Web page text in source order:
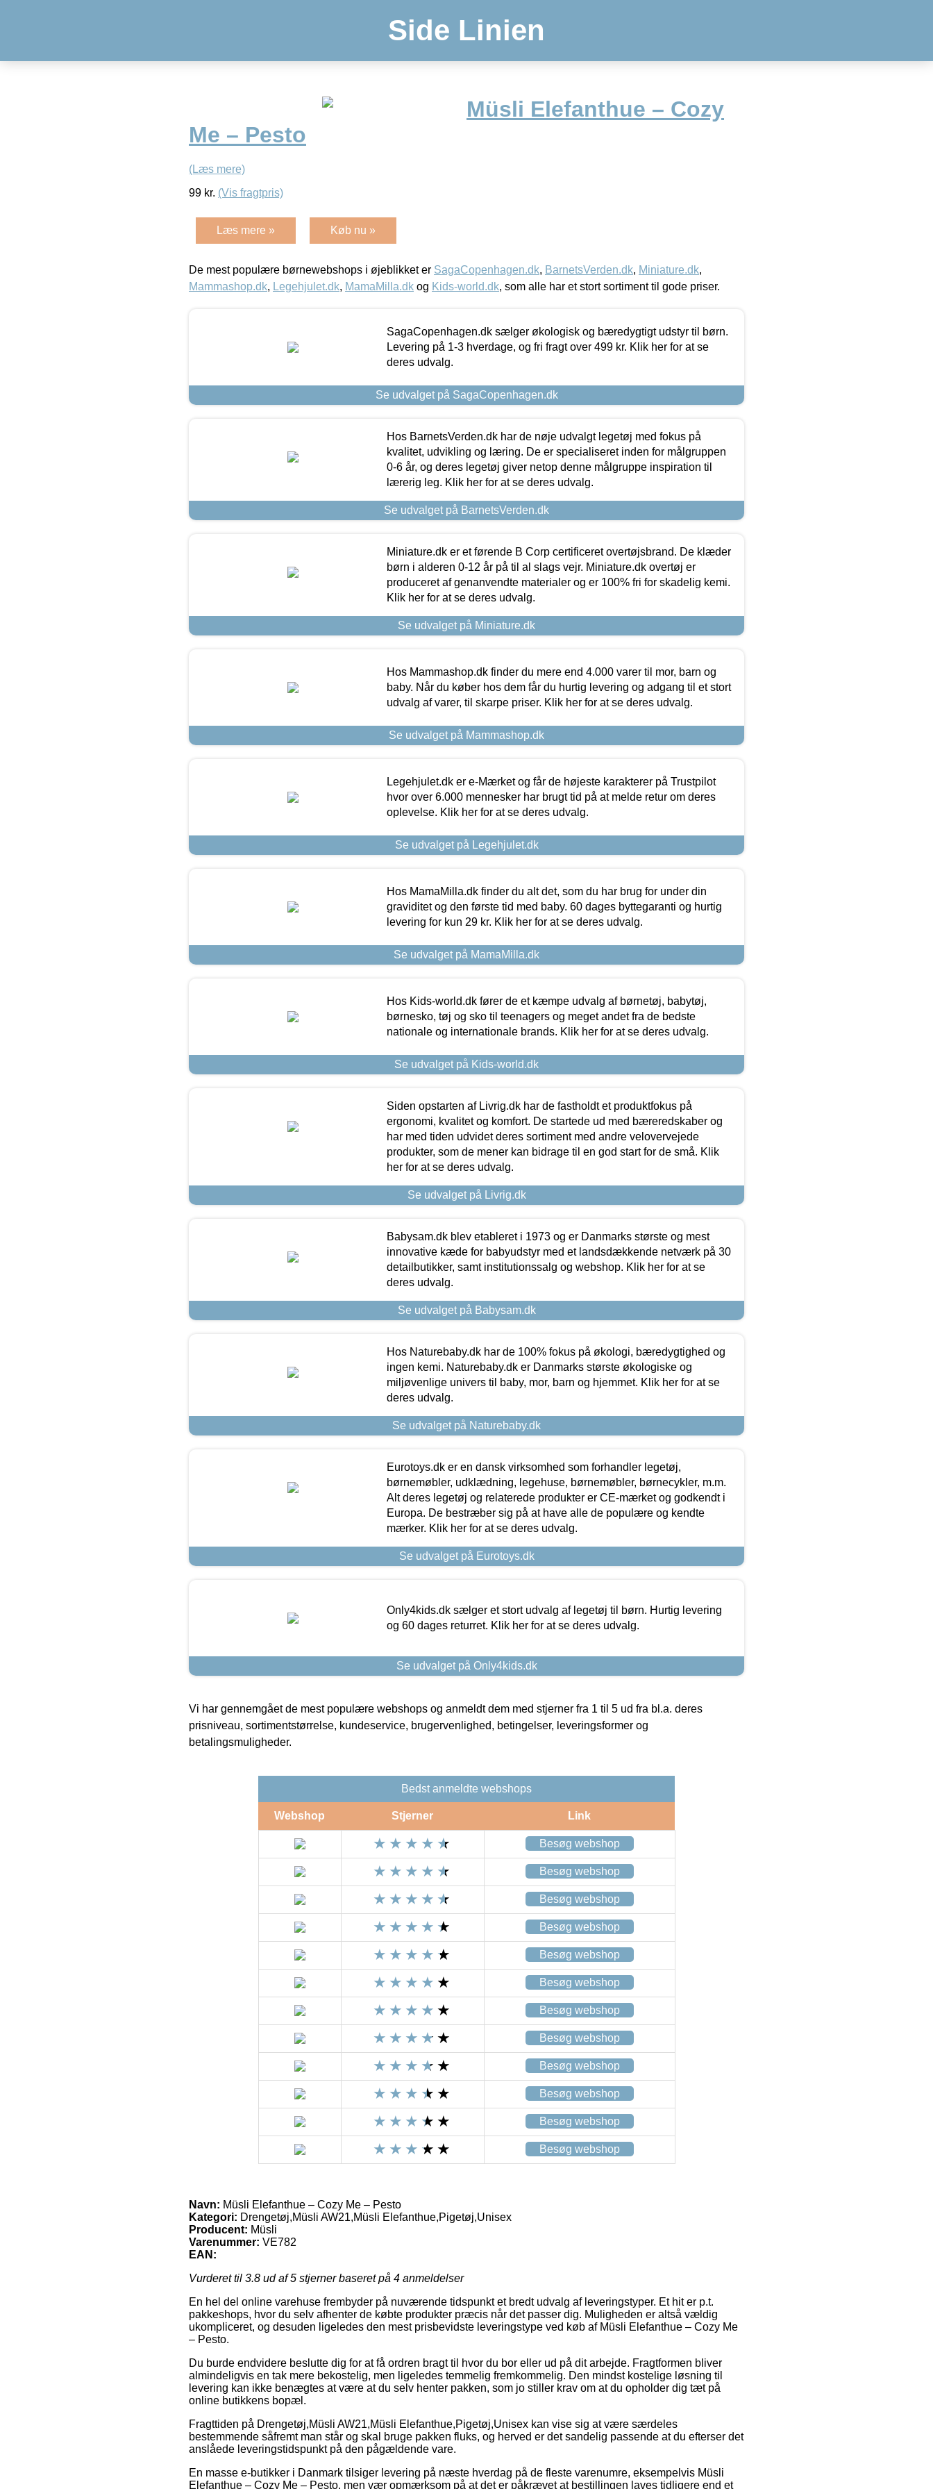
Side Linien
Müsli Elefanthue – Cozy
Me – Pesto
(Læs mere)
99 kr. (Vis fragtpris)
Læs mere » Køb nu »
De mest populære børnewebshops i øjeblikket er SagaCopenhagen.dk, BarnetsVerden.dk, Miniature.dk,
Mammashop.dk, Legehjulet.dk, MamaMilla.dk og Kids-world.dk, som alle har et stort sortiment til gode priser.
SagaCopenhagen.dk sælger økologisk og bæredygtigt udstyr til børn.
Levering på 1-3 hverdage, og fri fragt over 499 kr. Klik her for at se
deres udvalg.
Se udvalget på SagaCopenhagen.dk
Hos BarnetsVerden.dk har de nøje udvalgt legetøj med fokus på
kvalitet, udvikling og læring. De er specialiseret inden for målgruppen
0-6 år, og deres legetøj giver netop denne målgruppe inspiration til
lærerig leg. Klik her for at se deres udvalg.
Se udvalget på BarnetsVerden.dk
Miniature.dk er et førende B Corp certificeret overtøjsbrand. De klæder
børn i alderen 0-12 år på til al slags vejr. Miniature.dk overtøj er
produceret af genanvendte materialer og er 100% fri for skadelig kemi.
Klik her for at se deres udvalg.
Se udvalget på Miniature.dk
Hos Mammashop.dk finder du mere end 4.000 varer til mor, barn og
baby. Når du køber hos dem får du hurtig levering og adgang til et stort
udvalg af varer, til skarpe priser. Klik her for at se deres udvalg.
Se udvalget på Mammashop.dk
Legehjulet.dk er e-Mærket og får de højeste karakterer på Trustpilot
hvor over 6.000 mennesker har brugt tid på at melde retur om deres
oplevelse. Klik her for at se deres udvalg.
Se udvalget på Legehjulet.dk
Hos MamaMilla.dk finder du alt det, som du har brug for under din
graviditet og den første tid med baby. 60 dages byttegaranti og hurtig
levering for kun 29 kr. Klik her for at se deres udvalg.
Se udvalget på MamaMilla.dk
Hos Kids-world.dk fører de et kæmpe udvalg af børnetøj, babytøj,
børnesko, tøj og sko til teenagers og meget andet fra de bedste
nationale og internationale brands. Klik her for at se deres udvalg.
Se udvalget på Kids-world.dk
Siden opstarten af Livrig.dk har de fastholdt et produktfokus på
ergonomi, kvalitet og komfort. De startede ud med bæreredskaber og
har med tiden udvidet deres sortiment med andre velovervejede
produkter, som de mener kan bidrage til en god start for de små. Klik
her for at se deres udvalg.
Se udvalget på Livrig.dk
Babysam.dk blev etableret i 1973 og er Danmarks største og mest
innovative kæde for babyudstyr med et landsdækkende netværk på 30
detailbutikker, samt institutionssalg og webshop. Klik her for at se
deres udvalg.
Se udvalget på Babysam.dk
Hos Naturebaby.dk har de 100% fokus på økologi, bæredygtighed og
ingen kemi. Naturebaby.dk er Danmarks største økologiske og
miljøvenlige univers til baby, mor, barn og hjemmet. Klik her for at se
deres udvalg.
Se udvalget på Naturebaby.dk
Eurotoys.dk er en dansk virksomhed som forhandler legetøj,
børnemøbler, udklædning, legehuse, børnemøbler, børnecykler, m.m.
Alt deres legetøj og relaterede produkter er CE-mærket og godkendt i
Europa. De bestræber sig på at have alle de populære og kendte
mærker. Klik her for at se deres udvalg.
Se udvalget på Eurotoys.dk
Only4kids.dk sælger et stort udvalg af legetøj til børn. Hurtig levering
og 60 dages returret. Klik her for at se deres udvalg.
Se udvalget på Only4kids.dk
Vi har gennemgået de mest populære webshops og anmeldt dem med stjerner fra 1 til 5 ud fra bl.a. deres
prisniveau, sortimentstørrelse, kundeservice, brugervenlighed, betingelser, leveringsformer og
betalingsmuligheder.
Bedst anmeldte webshops
Webshop Stjerner Link
Besøg webshop
Besøg webshop
Besøg webshop
Besøg webshop
Besøg webshop
Besøg webshop
Besøg webshop
Besøg webshop
Besøg webshop
Besøg webshop
Besøg webshop
Besøg webshop
Navn: Müsli Elefanthue – Cozy Me – Pesto
Kategori: Drengetøj,Müsli AW21,Müsli Elefanthue,Pigetøj,Unisex
Producent: Müsli
Varenummer: VE782
EAN:
Vurderet til 3.8 ud af 5 stjerner baseret på 4 anmeldelser
En hel del online varehuse frembyder på nuværende tidspunkt et bredt udvalg af leveringstyper. Et hit er p.t.
pakkeshops, hvor du selv afhenter de købte produkter præcis når det passer dig. Muligheden er altså vældig
ukompliceret, og desuden ligeledes den mest prisbevidste leveringstype ved køb af Müsli Elefanthue – Cozy Me
– Pesto.
Du burde endvidere beslutte dig for at få ordren bragt til hvor du bor eller ud på dit arbejde. Fragtformen bliver
almindeligvis en tak mere bekostelig, men ligeledes temmelig fremkommelig. Den mindst kostelige løsning til
levering kan ikke benægtes at være at du selv henter pakken, som jo stiller krav om at du opholder dig tæt på
online butikkens bopæl.
Fragttiden på Drengetøj,Müsli AW21,Müsli Elefanthue,Pigetøj,Unisex kan vise sig at være særdeles
bestemmende såfremt man står og skal bruge pakken fluks, og herved er det sandelig passende at du efterser det
anslåede leveringstidspunkt på den pågældende vare.
En masse e-butikker i Danmark tilsiger levering på næste hverdag på de fleste varenumre, eksempelvis Müsli
Elefanthue – Cozy Me – Pesto, men vær opmærksom på at det er påkrævet at bestillingen laves tidligere end et